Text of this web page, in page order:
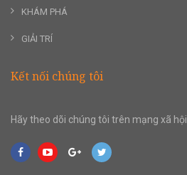
KHÁM PHÁ
GIẢI TRÍ
Kết nối chúng tôi
Hãy theo dõi chúng tôi trên mạng xã hội